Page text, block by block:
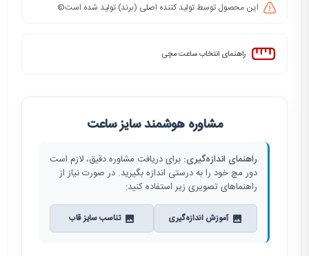
این محصول توسط تولید کننده اصلی (برند) تولید شده است©️
راهنمای انتخاب ساعت مچی
مشاوره هوشمند سایز ساعت
راهنمای اندازه‌گیری: برای دریافت مشاوره دقیق، لازم است
دور مچ خود را به درستی اندازه بگیرید. در صورت نیاز از
راهنماهای تصویری زیر استفاده کنید:
آموزش اندازه‌گیری تناسب سایز قاب